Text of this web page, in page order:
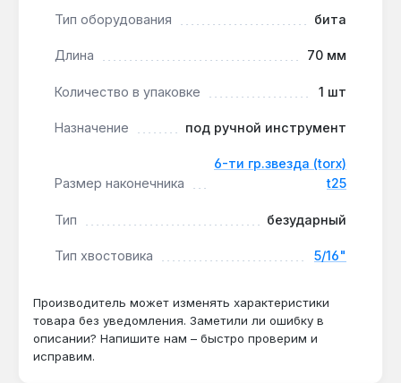
проскальзывание и износ биты.
сталь с термообработкой обеспечивает
деформации.
Поштучная поставка:
одна бита в упаковке —
удобно для пополнения набора или замены
Бита Force T25 подходит для сборки мебели,
ремонта автомобилей и бытовой техники, где
используются винты Torx T25. Длина 70 мм
Гарантия 1 год, доставка по Украине.
Тип оборудования бита
Длина 70 мм
Количество в упаковке 1 шт
Назначение под ручной инструмент
Размер наконечника
6-ти гр.звезда (torx)
t25
Тип безударный
Тип хвостовика 5/16"
Производитель может изменять характеристики
товара без уведомления. Заметили ли ошибку в
описании? Напишите нам – быстро проверим и
исправим.